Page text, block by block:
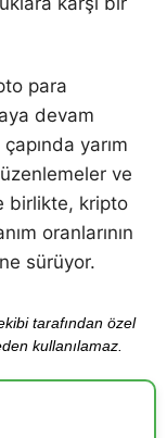
para
devam
yarım
ve
birlikte, kripto
oranlarının
sürüyor.
tarafından özel
kullanılamaz.